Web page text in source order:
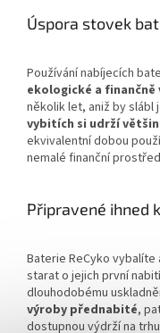
Úspora stovek
Používání nabíjecích
ekologické a finančně
několik let, aniž by slábl
vybitích si udrží
ekvivalentní dobou
nemalé finanční
Připravené ihned
Baterie ReCyko
starat o jejich první
dlouhodobému
výroby přednabité,
dostupnou výdrží na